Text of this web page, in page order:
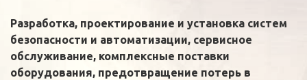
Разработка, проектирование и установка систем
безопасности и автоматизации, сервисное
обслуживание, комплексные поставки
оборудования, предотвращение потерь в